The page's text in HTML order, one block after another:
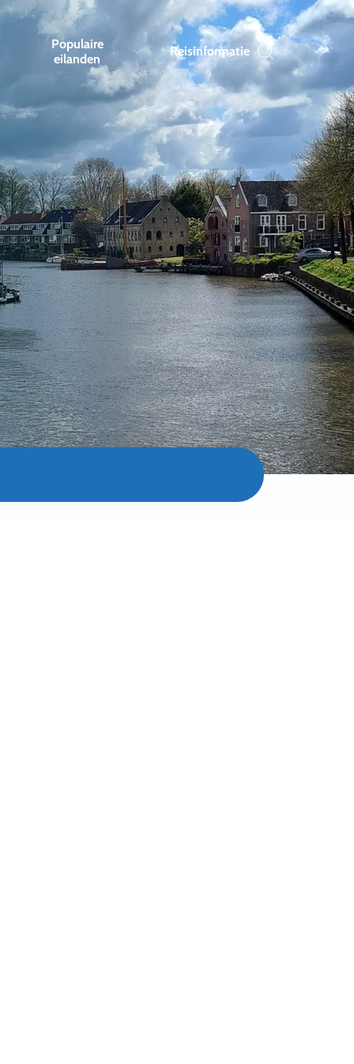
Populaire
eilanden
Reisinformatie